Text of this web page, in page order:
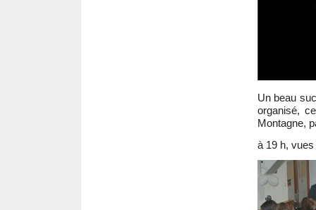
Un beau
organisé,
Montagne,
à 19 h,